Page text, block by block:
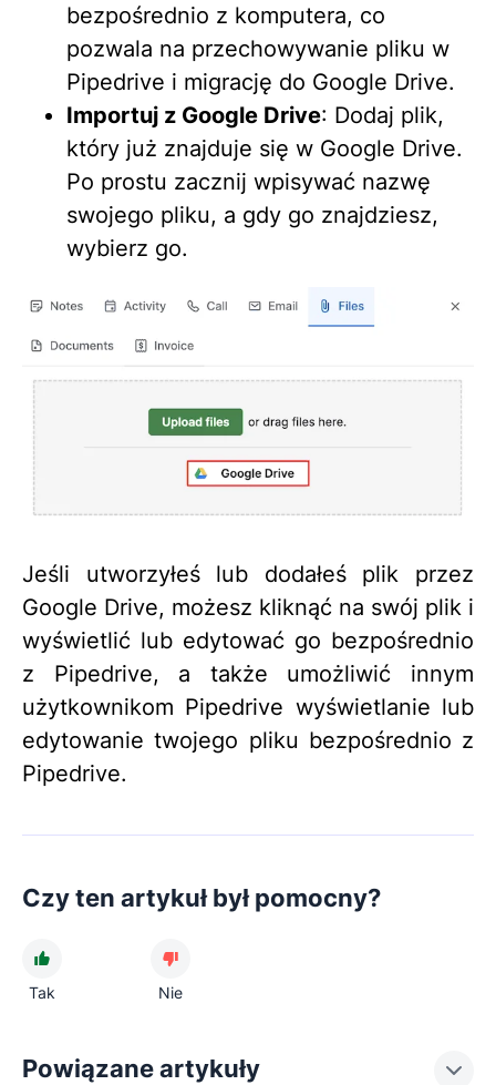
bezpośrednio z komputera, co
pozwala na przechowywanie pliku w
Pipedrive i migrację do Google Drive.
Importuj z Google Drive: Dodaj plik,
który już znajduje się w Google Drive.
Po prostu zacznij wpisywać nazwę
swojego pliku, a gdy go znajdziesz,
wybierz go.
Jeśli utworzyłeś lub dodałeś plik przez
Google Drive, możesz kliknąć na swój plik i
wyświetlić lub edytować go bezpośrednio
z Pipedrive, a także umożliwić innym
użytkownikom Pipedrive wyświetlanie lub
edytowanie twojego pliku bezpośrednio z
Pipedrive.
Czy ten artykuł był pomocny?
Tak Nie
Powiązane artykuły